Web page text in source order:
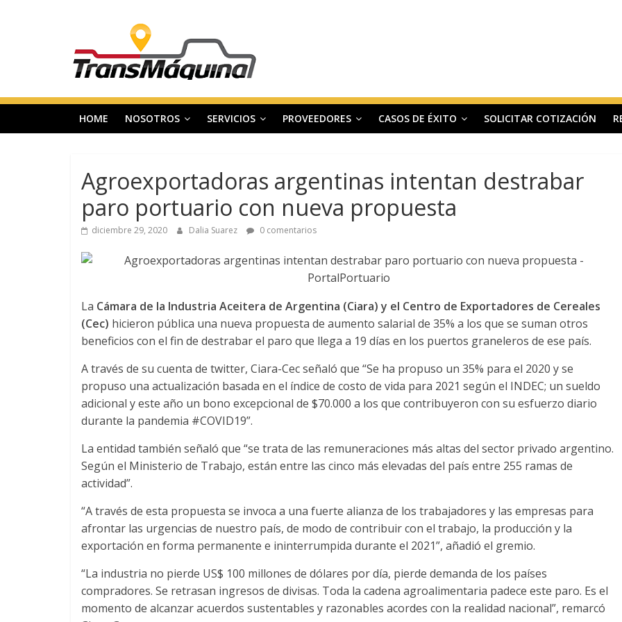
r
a
n
s
m
a
q
u
n
a
–
T
r
a
HOME NOSOTROS SERVICIOS PROVEEDORES CASOS DE ÉXITO SOLICITAR COTIZACIÓN
Agroexportadoras argentinas intentan destrabar
paro portuario con nueva propuesta
diciembre 29, 2020 Dalia Suarez 0 comentarios
La Cámara de la Industria Aceitera de Argentina (Ciara) y el Centro de Exportadores de Cereales
(Cec) hicieron pública una nueva propuesta de aumento salarial de 35% a los que se suman otros
beneficios con el fin de destrabar el paro que llega a 19 días en los puertos graneleros de ese país.
A través de su cuenta de twitter, Ciara-Cec señaló que “Se ha propuso un 35% para el 2020 y se
propuso una actualización basada en el índice de costo de vida para 2021 según el INDEC; un sueldo
adicional y este año un bono excepcional de $70.000 a los que contribuyeron con su esfuerzo diario
durante la pandemia #COVID19”.
La entidad también señaló que “se trata de las remuneraciones más altas del sector privado argentino.
Según el Ministerio de Trabajo, están entre las cinco más elevadas del país entre 255 ramas de
actividad”.
“A través de esta propuesta se invoca a una fuerte alianza de los trabajadores y las empresas para
afrontar las urgencias de nuestro país, de modo de contribuir con el trabajo, la producción y la
exportación en forma permanente e ininterrumpida durante el 2021”, añadió el gremio.
“La industria no pierde US$ 100 millones de dólares por día, pierde demanda de los países
compradores. Se retrasan ingresos de divisas. Toda la cadena agroalimentaria padece este paro. Es el
momento de alcanzar acuerdos sustentables y razonables acordes con la realidad nacional”, remarcó